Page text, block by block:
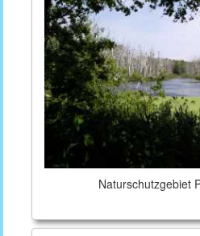
Naturschutzgebiet